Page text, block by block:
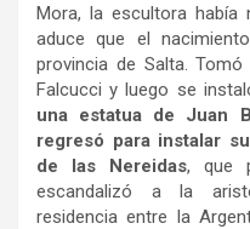
Mora, la escultora había
aduce que el
provincia de Salta.
Falcucci y luego se
una estatua de Juan
regresó para instalar
de las Nereidas, que
escandalizó a la
residencia entre la